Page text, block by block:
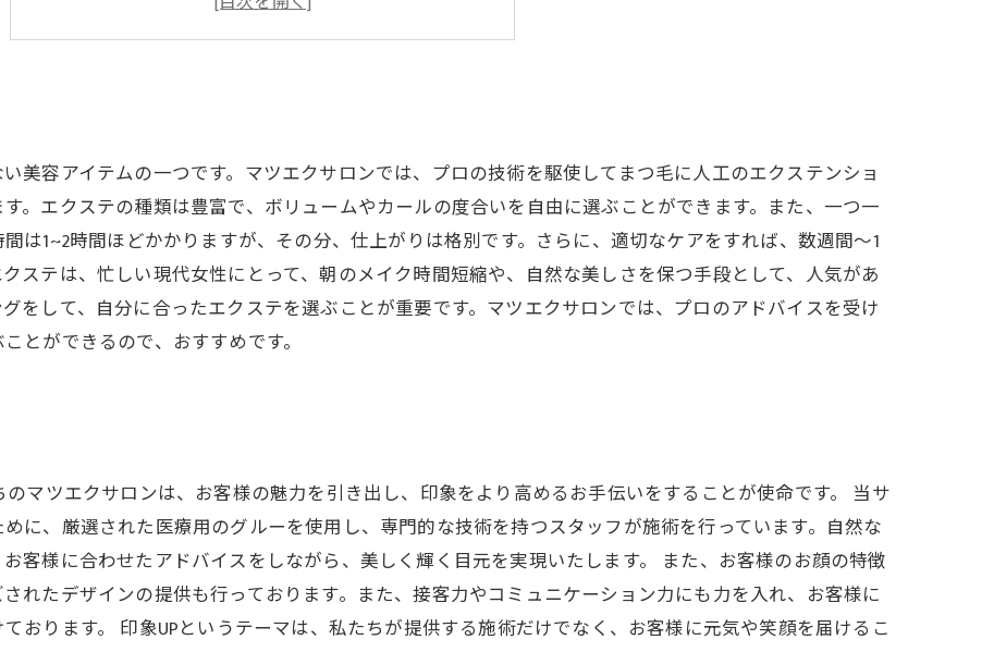
お手入れも簡単！
美容アイテムの一つです。マツエクサロンでは、プロの技術を駆使してまつ毛に人工のエクステンショ
。エクステの種類は豊富で、ボリュームやカールの度合いを自由に選ぶことができます。また、一つ一
は1~2時間ほどかかりますが、その分、仕上がりは格別です。さらに、適切なケアをすれば、数週間～1
ステは、忙しい現代女性にとって、朝のメイク時間短縮や、自然な美しさを保つ手段として、人気があ
をして、自分に合ったエクステを選ぶことが重要です。マツエクサロンでは、プロのアドバイスを受け
とができるので、おすすめです。
マツエクサロンは、お客様の魅力を引き出し、印象をより高めるお手伝いをすることが使命です。 当サ
に、厳選された医療用のグルーを使用し、専門的な技術を持つスタッフが施術を行っています。自然な
客様に合わせたアドバイスをしながら、美しく輝く目元を実現いたします。 また、お客様のお顔の特徴
れたデザインの提供も行っております。また、接客力やコミュニケーション力にも力を入れ、お客様に
おります。 印象UPというテーマは、私たちが提供する施術だけでなく、お客様に元気や笑顔を届けるこ